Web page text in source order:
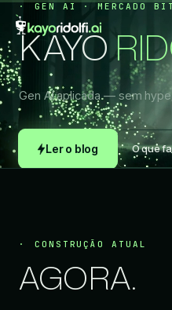
GEN AI · MERCADO
KAYO
Gen AI aplicada — sem
Ler o blog O que
CONSTRUÇÃO ATUAL
AGORA.